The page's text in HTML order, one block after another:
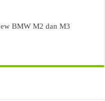
BMW M2 dan M3